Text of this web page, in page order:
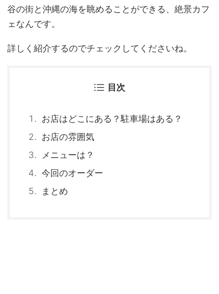
谷の街と沖縄の海を眺めることができる、絶景カフ
ェなんです。
詳しく紹介するのでチェックしてくださいね。
目次
お店はどこにある？駐車場はある？
お店の雰囲気
メニューは？
今回のオーダー
まとめ